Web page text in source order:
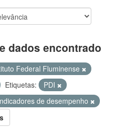
dados encontrado
Federal Fluminense
Etiquetas:
PDI
de desempenho